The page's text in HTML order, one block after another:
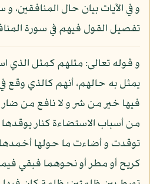
و في الآيات بيان حال المنافقين،
تفصيل القول فيهم في سورة
و قوله تعالى: مثلهم كمثل الذي
يمثل به حالهم، أنهم كالذي وقع
فيها خير من شر و لا نافع من
من أسباب الاستضاءة كنار
توقدت و أضاءت ما حولها
كريح أو مطر أو نحوهما فبقي